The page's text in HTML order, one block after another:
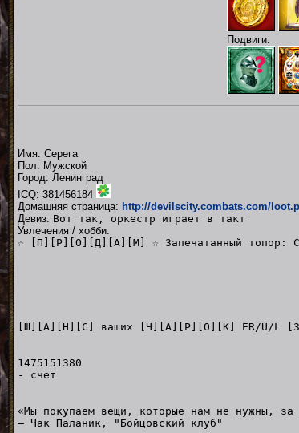
Подвиги:
Имя: Серега
Пол: Мужской
Город: Ленинград
ICQ: 381456184
Домашняя страница: http://devilscity.combats.com/
Девиз: Вот так, оркестр играет в такт
Увлечения / хобби:
☆ [П][Р][О][Д][А][М] ☆ Запечатанный топор:
[Ш][А][Н][С] ваших [Ч][А][Р][О][К] ER/U/L [3кр
1475151380
- счет
«Мы покупаем вещи, которые нам не нужны,
— Чак Паланик, "Бойцовский клуб"